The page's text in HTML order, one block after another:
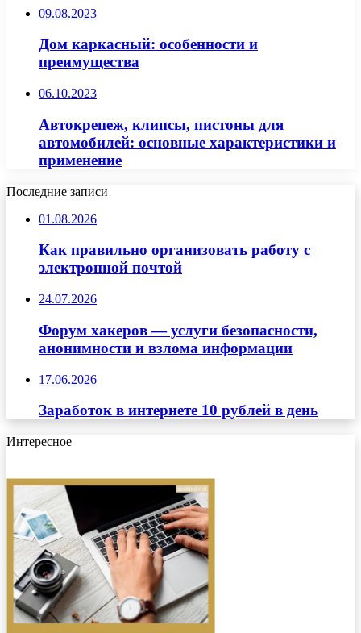
09.08.2023
Дом каркасный: особенности и
преимущества
06.10.2023
Автокрепеж, клипсы, пистоны для
автомобилей: основные характеристики и
применение
Последние записи
01.08.2026
Как правильно организовать работу с
электронной почтой
24.07.2026
Форум хакеров — услуги безопасности,
анонимности и взлома информации
17.06.2026
Заработок в интернете 10 рублей в день
Интересное